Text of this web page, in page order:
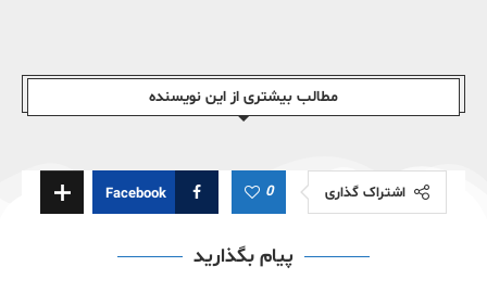
مطالب بیشتری از این نویسندە
اشتراک گذاری 0
Facebook
پیام بگذارید